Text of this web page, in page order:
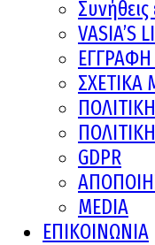
VASIA’S
ΕΓΓΡΑΦΗ
ΣΧΕΤΙΚΑ
GDPR
MEDIA
ΕΠΙΚΟΙΝΩΝΙΑ